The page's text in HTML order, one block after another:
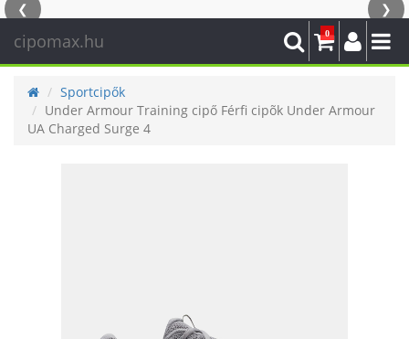
❮ ❯
cipomax.hu 0
Sportcipők
Under Armour Training cipő Férfi cipõk Under Armour
UA Charged Surge 4